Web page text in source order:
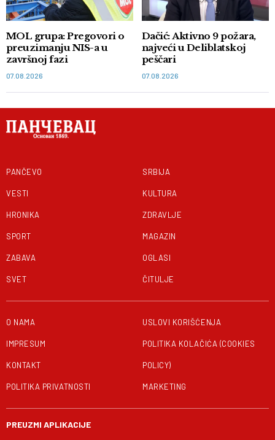
MOL grupa: Pregovori o
preuzimanju NIS-a u
završnoj fazi
07.08.2026
Dačić: Aktivno 9 požara,
najveći u Deliblatskoj
peščari
07.08.2026
PANČEVO
VESTI
HRONIKA
SPORT
ZABAVA
SVET
SRBIJA
KULTURA
ZDRAVLJE
MAGAZIN
OGLASI
ČITULJE
O NAMA
IMPRESUM
KONTAKT
POLITIKA PRIVATNOSTI
USLOVI KORIŠĆENJA
POLITIKA KOLAČIĆA (COOKIES
POLICY)
MARKETING
PREUZMI APLIKACIJE